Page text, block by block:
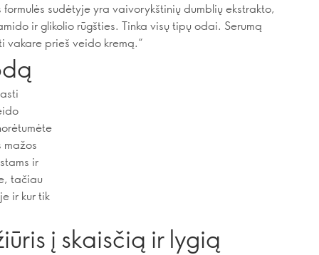
formulės sudėtyje yra vaivorykštinių dumblių ekstrakto,
ir glikolio rūgšties. Tinka visų tipų odai. Serumą
vakare prieš veido kremą.“
mažos
ir
tačiau
ir kur tik
į skaisčią ir lygią